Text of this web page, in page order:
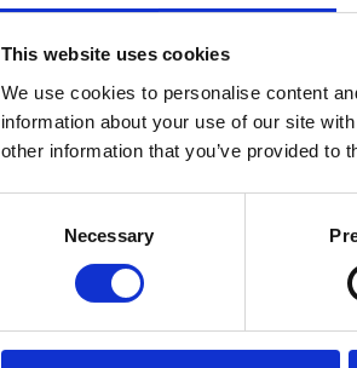
This website uses cookies
We use cookies to personalise content
information about your use of our site
other information that you’ve provided to
Necessary